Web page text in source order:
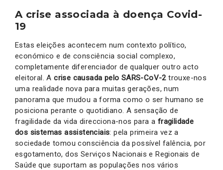
A crise associada à doença Covid-
19
Estas eleições acontecem num contexto político,
económico e de consciência social complexo,
completamente diferenciador de qualquer outro acto
eleitoral. Acrise causada pelo SARS-CoV-2trouxe-nos
uma realidade nova para muitas gerações, num
panorama que mudou a forma como o ser humano se
posiciona perante o quotidiano. A sensação de
fragilidade da vida direcciona-nos para a fragilidade
dos sistemas assistenciais: pela primeira vez a
sociedade tomou consciência da possível falência, por
esgotamento, dos Serviços Nacionais e Regionais de
Saúde que suportam as populações nos vários